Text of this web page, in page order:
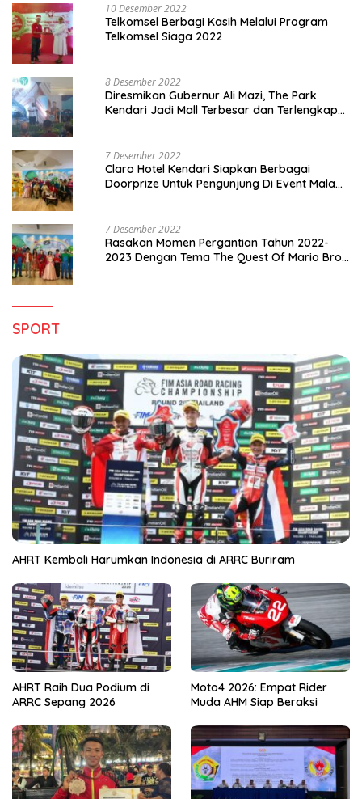
10 Desember 2022
Telkomsel Berbagi Kasih Melalui Program
Telkomsel Siaga 2022
8 Desember 2022
Diresmikan Gubernur Ali Mazi, The Park
Kendari Jadi Mall Terbesar dan Terlengkap
7 Desember 2022
Claro Hotel Kendari Siapkan Berbagai
Doorprize Untuk Pengunjung Di Event Malam
7 Desember 2022
Rasakan Momen Pergantian Tahun 2022-
2023 Dengan Tema The Quest Of Mario Bros
SPORT
AHRT Kembali Harumkan Indonesia di ARRC Buriram
AHRT Raih Dua Podium di
ARRC Sepang 2026
Moto4 2026: Empat Rider
Muda AHM Siap Beraksi